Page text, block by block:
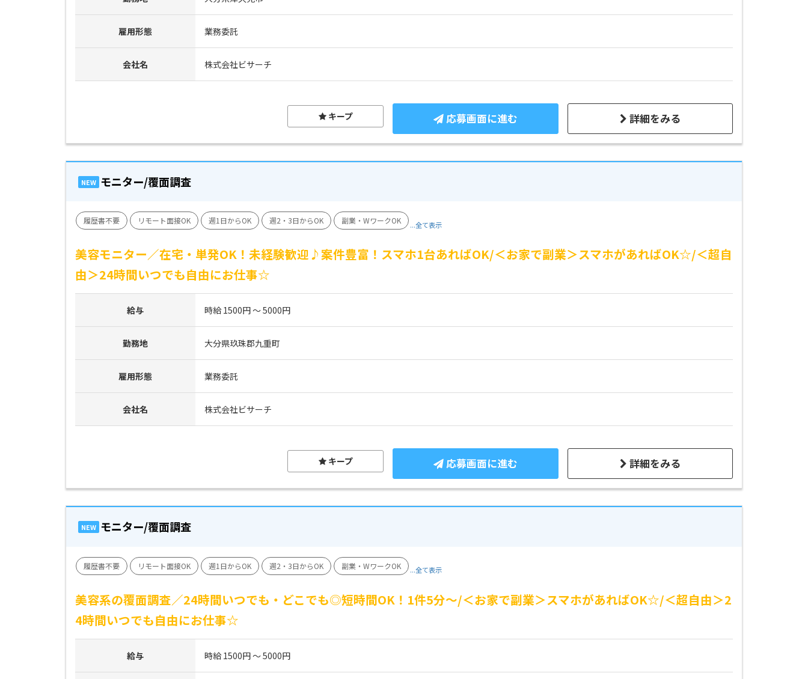
雇用形態 業務委託
会社名 株式会社ビサーチ
詳細をみる
応募画面に進む
キープ
NEW モニター/覆面調査
履歴書不要 リモート面接OK 週1日からOK 週2・3日からOK 副業・WワークOK ...全て表示
美容モニター／在宅・単発OK！未経験歓迎♪案件豊富！スマホ1台あればOK/＜お家で副業＞スマホがあればOK☆/＜超自
由＞24時間いつでも自由にお仕事☆
給与 時給 1500円 ～ 5000円
勤務地 大分県玖珠郡九重町
雇用形態 業務委託
会社名 株式会社ビサーチ
詳細をみる
応募画面に進む
キープ
NEW モニター/覆面調査
履歴書不要 リモート面接OK 週1日からOK 週2・3日からOK 副業・WワークOK ...全て表示
美容系の覆面調査／24時間いつでも・どこでも◎短時間OK！1件5分～/＜お家で副業＞スマホがあればOK☆/＜超自由＞2
4時間いつでも自由にお仕事☆
給与 時給 1500円 ～ 5000円